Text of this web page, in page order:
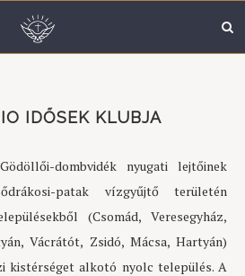
IDŐSEK KLUBJA
dombvidék nyugati lejtőinek
patak vízgyűjtő területén
(Csomád, Veresegyház,
Vácrátót, Zsidó, Mácsa, Hartyán)
kistérséget alkotó nyolc település. A